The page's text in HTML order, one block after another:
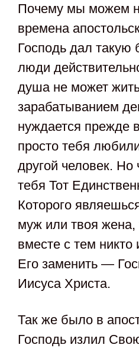
Почему мы можем
времена
Господь дал такую
люди
душа не может
зарабатыванием
нуждается прежде
просто тебя
другой человек.
тебя Тот
Которого
муж или твоя жена,
вместе с тем никто
Его заменить —
Иисуса Христа.
Так же было в
Господь излил